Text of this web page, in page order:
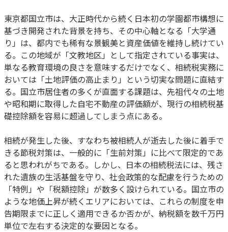
東京都国立市は、大正時代から続く日本初の学園都市構想に
基づき開発された背景を持ち、その中心軸となる「大学通
り」は、都内でも稀有な景観美と資産価値を維持し続けてい
る。この地域が「文教地区」として指定されている事実は、
単なる教育環境の良さを意味するだけでなく、相続税実務に
おいては「土地評価の高止まり」という切実な問題に直結す
る。国立市居住者の多くが直面する課題は、先祖代々の土地
や昭和期に取得した自宅不動産の評価額が、現行の相続税基
礎控除額を容易に超過してしまう点にある。
相続が発生した後、すなわち被相続人が逝去した後に着手で
きる節税対策は、一般的に「生前対策」に比べて限定的であ
ると思われがちである。しかし、日本の相続税法には、残さ
れた遺族の生活基盤を守り、社会政策的な配慮を行うための
「特例」や「税額控除」が数多く設けられている。国立市の
ような地価上昇が続くエリアにおいては、これらの制度を申
告期限までに正しく適用できるか否かが、納税額を数千万円
単位で左右する決定的な要因となる。